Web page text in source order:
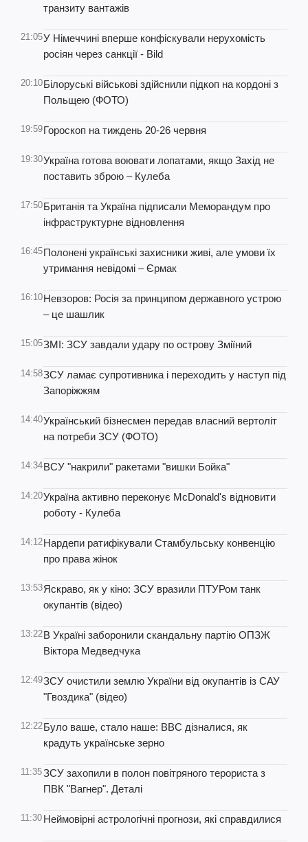
транзиту вантажів
21:05У Німеччині вперше конфіскували нерухомість
росіян через санкції - Bild
20:10Білоруські військові здійснили підкоп на кордоні з
Польщею (ФОТО)
19:59Гороскоп на тиждень 20-26 червня
19:30Україна готова воювати лопатами, якщо Захід не
поставить зброю – Кулеба
17:50Британія та Україна підписали Меморандум про
інфраструктурне відновлення
16:45Полонені українські захисники живі, але умови їх
утримання невідомі – Єрмак
16:10Невзоров: Росія за принципом державного устрою
– це шашлик
15:05ЗМІ: ЗСУ завдали удару по острову Зміїний
14:58ЗСУ ламає супротивника і переходить у наступ під
Запоріжжям
14:40Український бізнесмен передав власний вертоліт
на потреби ЗСУ (ФОТО)
14:34ВСУ "накрили" ракетами "вишки Бойка"
14:20Україна активно переконує McDonald's відновити
роботу - Кулеба
14:12Нардепи ратифікували Стамбульську конвенцію
про права жінок
13:53Яскраво, як у кіно: ЗСУ вразили ПТУРом танк
окупантів (відео)
13:22В Україні заборонили скандальну партію ОПЗЖ
Віктора Медведчука
12:49ЗСУ очистили землю України від окупантів із САУ
"Гвоздика" (відео)
12:22Було ваше, стало наше: ВВС дізналися, як
крадуть українське зерно
11:35ЗСУ захопили в полон повітряного терориста з
ПВК "Вагнер". Деталі
11:30 Неймовірні астрологічні прогнози, які справдилися